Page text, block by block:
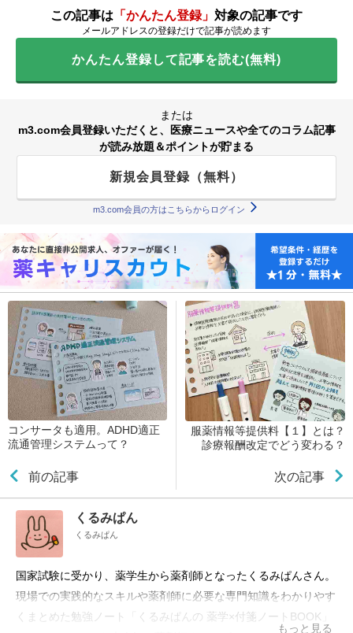
この記事は 「かんたん登録」 対象の記事です
メールアドレスの登録だけで記事が読めます
かんたん登録して記事を読む(無料)
または
m3.com会員登録いただくと、医療ニュースや全てのコラム記事
が読み放題＆ポイントが貯まる
新規会員登録（無料）
m3.com会員の方はこちらからログイン
コンサータも適用。ADHD適正
流通管理システムって？
前の記事
服薬情報等提供料【１】とは？
診療報酬改定でどう変わる？
次の記事
くるみぱん
くるみぱん
国家試験に受かり、薬学生から薬剤師となったくるみぱんさん。
現場での実践的なスキルや薬剤師に必要な専門知識をわかりやす
くまとめた勉強ノート「くるみぱんの 薬学×付箋ノートBOOK」
もっと見る